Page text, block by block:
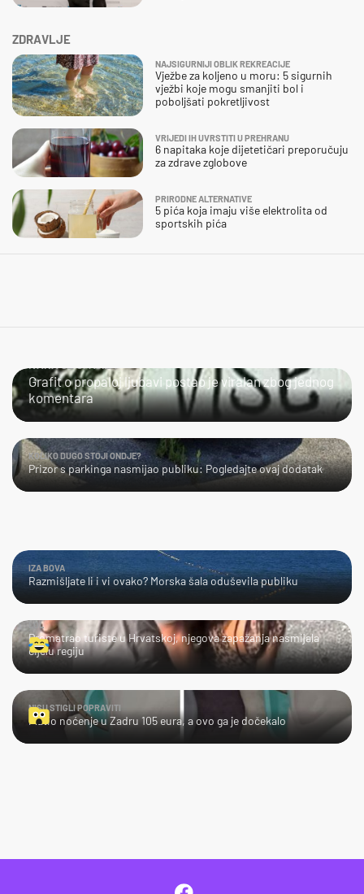
ZDRAVLJE
NAJSIGURNIJI OBLIK REKREACIJE
Vježbe za koljeno u moru: 5 sigurnih
vježbi koje mogu smanjiti bol i
poboljšati pokretljivost
VRIJEDI IH UVRSTITI U PREHRANU
6 napitaka koje dijetetičari preporučuju
za zdrave zglobove
PRIRODNE ALTERNATIVE
5 pića koja imaju više elektrolita od
sportskih pića
Grafit o propaloj ljubavi postao je viralan zbog jednog
komentara
KOLIKO DUGO STOJI ONDJE?
Prizor s parkinga nasmijao publiku: Pogledajte ovaj dodatak
IZA BOVA
Razmišljate li i vi ovako? Morska šala oduševila publiku
LOL
Promatrao turiste u Hrvatskoj, njegova zapažanja nasmijala
cijelu regiju
NISU STIGLI POPRAVITI
Platio noćenje u Zadru 105 eura, a ovo ga je dočekalo